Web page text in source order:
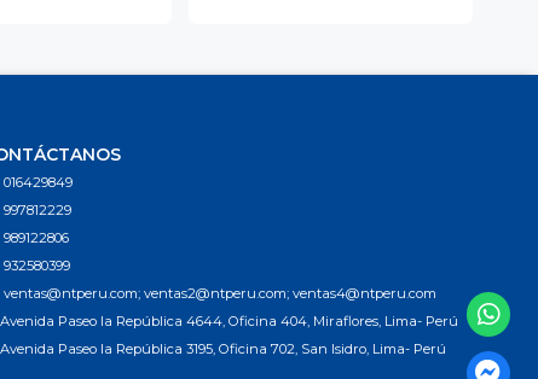
016429849
997812229
989122806
932580399
ventas@ntperu.com; ventas2@ntperu.com; ventas4@ntperu.com
Avenida Paseo la República 4644, Oficina 404, Miraflores, Lima- Perú
Avenida Paseo la República 3195, Oficina 702, San Isidro, Lima- Perú